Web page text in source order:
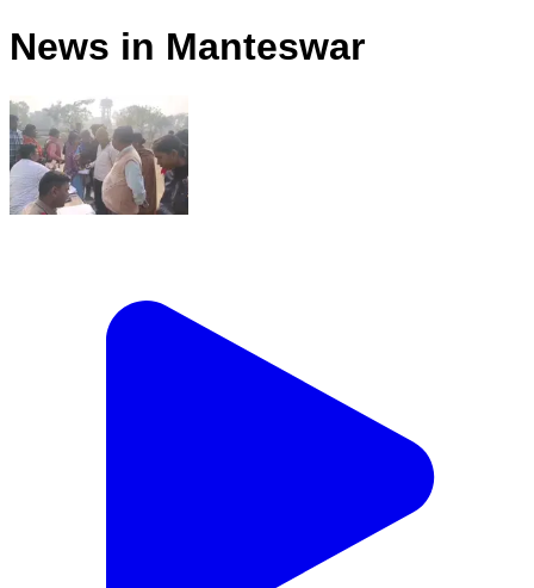
News in Manteswar